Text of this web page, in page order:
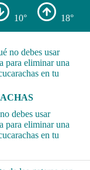
10° 18°
debes usar
para eliminar una
en tu